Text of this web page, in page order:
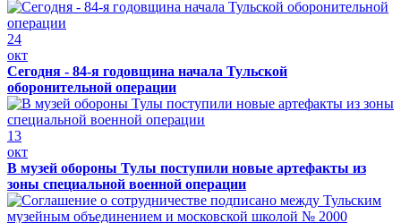
24
окт
Сегодня - 84-я годовщина начала Тульской
оборонительной операции
13
окт
В музей обороны Тулы поступили новые артефакты из
зоны специальной военной операции